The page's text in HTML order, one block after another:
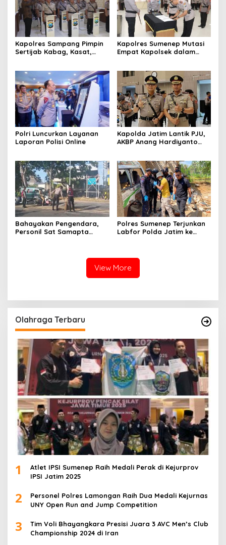
Kapolres Sampang Pimpin
Sertijab Kabag, Kasat,
Kapolres Sumenep Mutasi
Empat Kapolsek dalam
Polri Luncurkan Layanan
Laporan Polisi Online
Kapolda Jatim Lantik PJU,
AKBP Anang Hardiyanto
Bahayakan Pengendara,
Personil Sat Samapta
Polres Sumenep Terjunkan
Labfor Polda Jatim ke
View More
Olahraga Terbaru
1
Atlet IPSI Sumenep Raih Medali Perak di Kejurprov
IPSI Jatim 2025
2
Personel Polres Lamongan Raih Dua Medali Kejurnas
UNY Open Run and Jump Competition
3
Tim Voli Bhayangkara Presisi Juara 3 AVC Men’s Club
Championship 2024 di Iran